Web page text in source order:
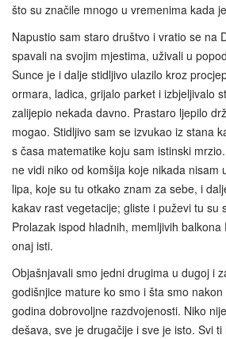
što su značile mnogo u vremenima kada
Napustio sam staro društvo i vratio se na
spavali na svojim mjestima, uživali u
Sunce je i dalje stidljivo ulazilo kroz
ormara, ladica, grijalo parket i izbjeljivalo
zalijepio nekada davno. Prastaro ljepilo
mogao. Stidljivo sam se izvukao iz stana
s časa matematike koju sam istinski
ne vidi niko od komšija koje nikada nisam
lipa, koje su tu otkako znam za sebe, i
kakav rast vegetacije; gliste i puževi tu su
Prolazak ispod hladnih, memljivih
onaj isti.
Objašnjavali smo jedni drugima u dugoj i
godišnjice mature ko smo i šta smo
godina dobrovoljne razdvojenosti. Niko
dešava, sve je drugačije i sve je isto. Svi